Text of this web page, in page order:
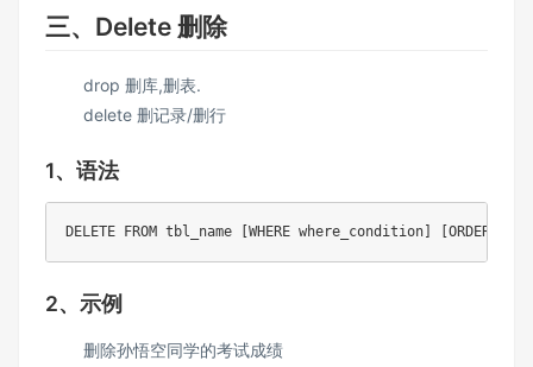
三、Delete 删除
drop 删库,删表.
delete 删记录/删行
1、语法
DELETE FROM tbl_name [WHERE where_condition] [ORDER
2、示例
删除孙悟空同学的考试成绩